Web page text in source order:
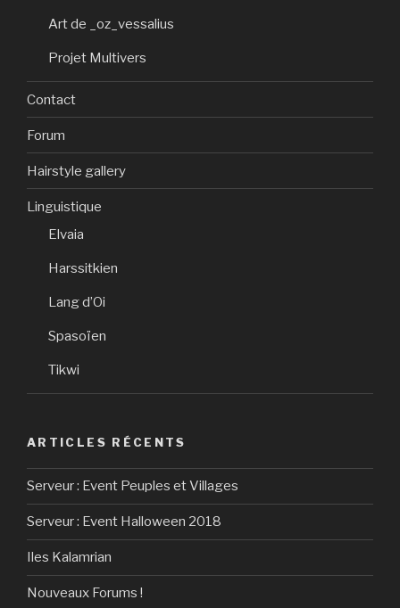
Art de _oz_vessalius
Projet Multivers
Contact
Forum
Hairstyle gallery
Linguistique
Elvaia
Harssitkien
Lang d’Oi
Spasoïen
Tikwi
ARTICLES RÉCENTS
Serveur : Event Peuples et Villages
Serveur : Event Halloween 2018
Iles Kalamrian
Nouveaux Forums !